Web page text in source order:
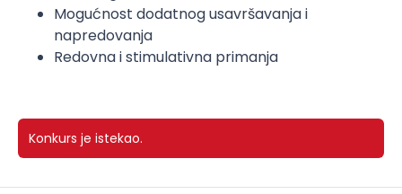
Mogućnost dodatnog usavršavanja i
napredovanja
Redovna i stimulativna primanja
Konkurs je istekao.